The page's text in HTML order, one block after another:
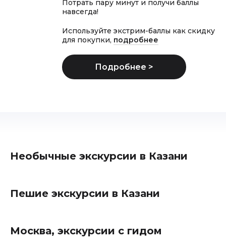
Потрать пару минут и получи баллы
навсегда!
Используйте экстрим-баллы как скидку
для покупки, подробнее
Необычные экскурсии в Казани
Пешие экскурсии в Казани
Москва, экскурсии с гидом